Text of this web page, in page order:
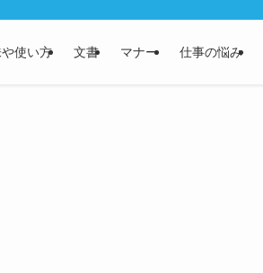
使い方 文書 マナー 仕事の悩み